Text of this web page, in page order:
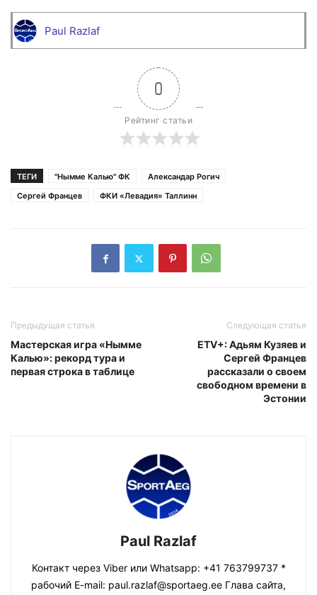
Paul Razlaf
0
Рейтинг статьи
ТЕГИ "Нымме Калью" ФК
Александар Рогич
Сергей Францев
ФКИ «Левадия» Таллинн
Предыдущая статья
Мастерская игра «Нымме
Калью»: рекорд тура и
первая строка в таблице
Следующая статья
ETV+: Адьям Кузяев и
Сергей Францев
рассказали о своем
свободном времени в
Эстонии
Paul Razlaf
Контакт через Viber или Whatsapp: +41 763799737 *
рабочий E-mail: paul.razlaf@sportaeg.ee Глава сайта,